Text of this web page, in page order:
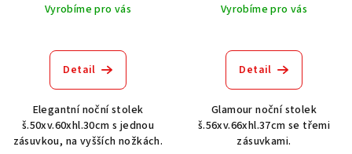
Vyrobíme pro vás
Detail
Elegantní noční stolek
š.50xv.60xhl.30cm s jednou
zásuvkou, na vyšších nožkách.
Vyrobíme pro vás
Detail
Glamour noční stolek
š.56xv.66xhl.37cm se třemi
zásuvkami.